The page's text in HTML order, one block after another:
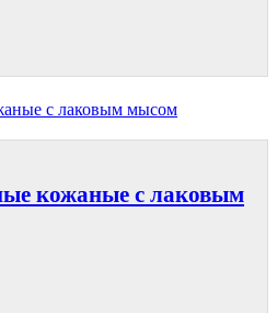
кожаные с лаковым